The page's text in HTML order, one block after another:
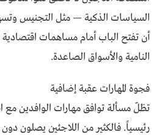
السياسات الذكية — مثل التجنيس
أن تفتح الباب أمام مساهمات
النامية والأسواق الصاعدة.
فجوة المهارات عقبة إضافية
تظلّ مسألة توافق مهارات الوافدين
رئيسياً. فالكثير من اللاجئين يصلون